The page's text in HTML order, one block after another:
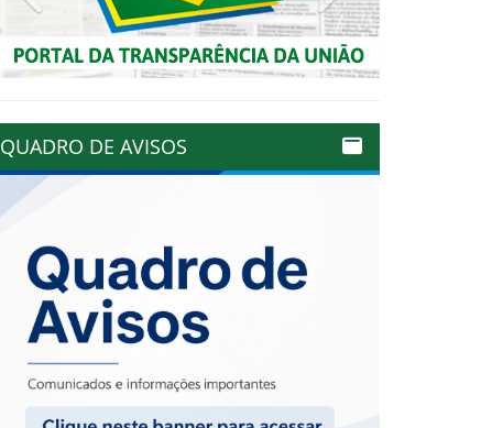
QUADRO DE AVISOS